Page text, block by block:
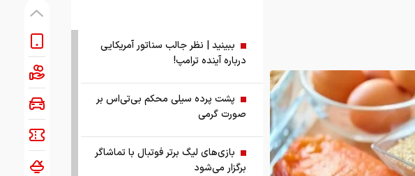
ببینید | نظر جالب سناتور آمریکایی
درباره آینده ترامپ!
پشت پرده سیلی محکم بی‌تی‌اس بر
صورت گرمی
بازی‌های لیگ برتر فوتبال با تماشاگر
برگزار می‌شود